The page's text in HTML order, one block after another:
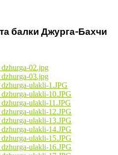
балки Джурга-Бахчи